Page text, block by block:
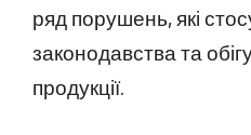
ряд порушень, які
законодавства та
продукції.